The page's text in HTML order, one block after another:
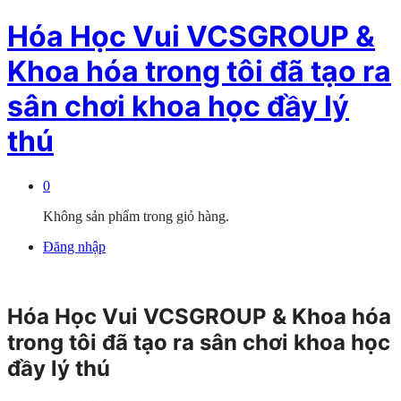
Hóa Học Vui VCSGROUP &
Khoa hóa trong tôi đã tạo ra
sân chơi khoa học đầy lý
thú
0
Không sản phẩm trong giỏ hàng.
Đăng nhập
Hóa Học Vui VCSGROUP & Khoa hóa
trong tôi đã tạo ra sân chơi khoa học
đầy lý thú